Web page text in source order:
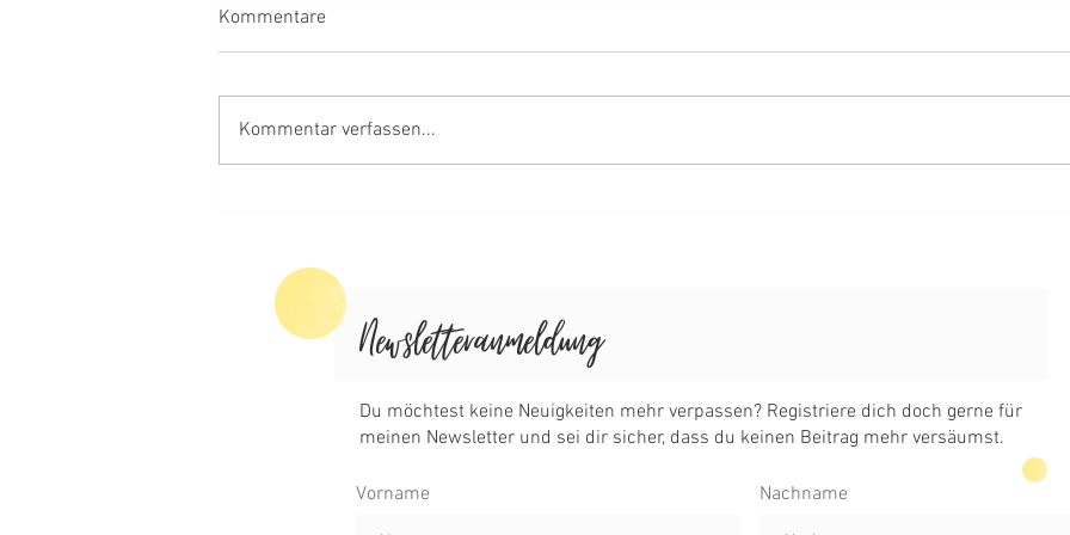
Kommentare
Kommentar verfassen...
Vorname Nachname